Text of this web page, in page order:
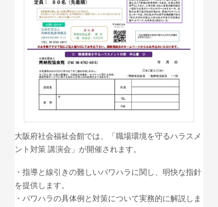
大阪府社会福祉会館では、「職場環境を守るハラスメ
ント対策 講演会」が開催されます。
・指導と線引きの難しいパワハラに関し、明快な指針
を提供します。
・パワハラの具体例と対策について実務的に解説しま